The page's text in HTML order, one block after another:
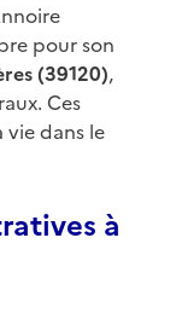
pour son
(39120),
Ces
dans le
à